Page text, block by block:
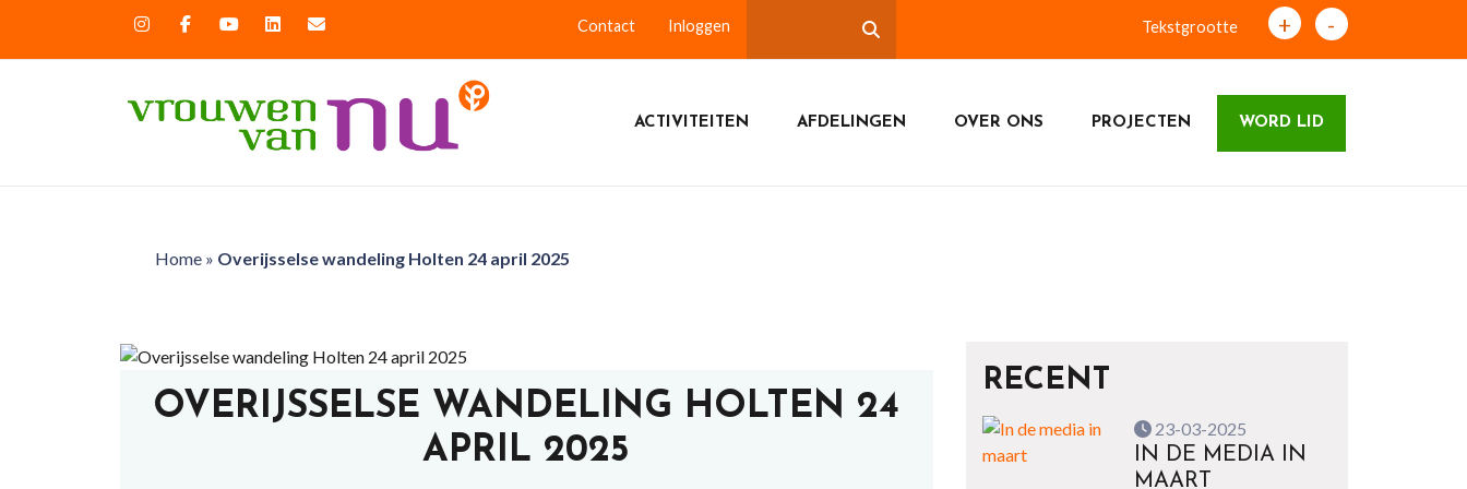
Contact Inloggen Tekstgrootte + -
ACTIVITEITEN AFDELINGEN OVER ONS PROJECTEN WORD LID
Home» Overijsselse wandeling Holten 24 april 2025
OVERIJSSELSE WANDELING HOLTEN 24
APRIL 2025
RECENT
23-03-2025
IN DE MEDIA IN
MAART